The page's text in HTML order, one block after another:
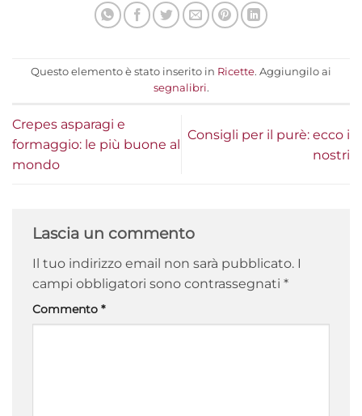
Questo elemento è stato inserito in Ricette. Aggiungilo ai
segnalibri.
Crepes asparagi e
formaggio: le più buone al
mondo
Consigli per il purè: ecco i
nostri
Lascia un commento
Il tuo indirizzo email non sarà pubblicato. I
campi obbligatori sono contrassegnati *
Commento *